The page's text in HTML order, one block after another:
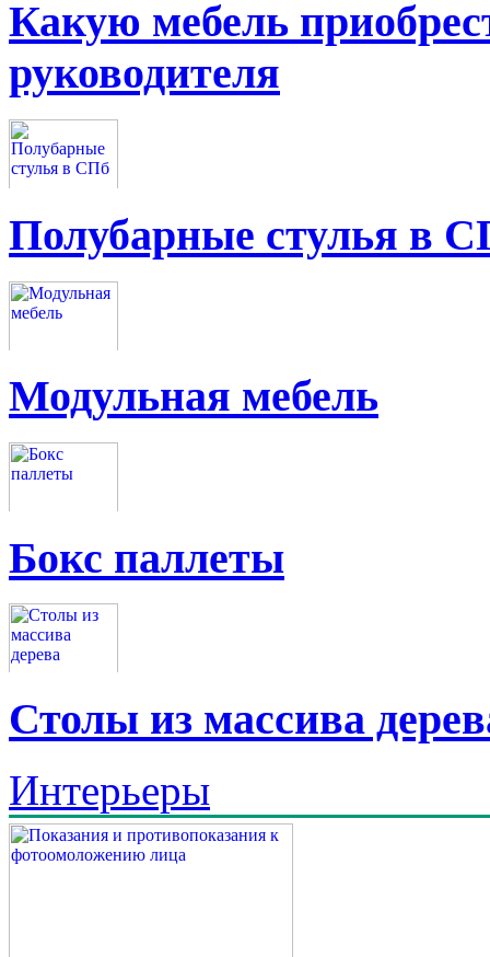
Какую мебель
руководителя
Полубарные стулья в
Модульная мебель
Бокс паллеты
Столы из массива
Интерьеры